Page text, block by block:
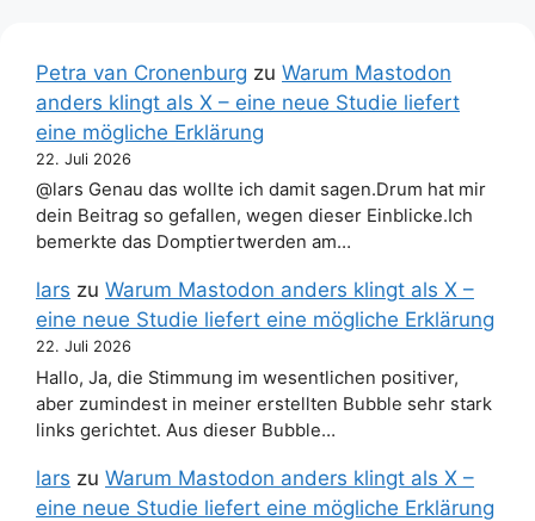
Petra van Cronenburg zu Warum Mastodon
anders klingt als X – eine neue Studie liefert
eine mögliche Erklärung
22. Juli 2026
@lars Genau das wollte ich damit sagen.Drum hat mir
dein Beitrag so gefallen, wegen dieser Einblicke.Ich
bemerkte das Domptiertwerden am…
lars zu Warum Mastodon anders klingt als X –
eine neue Studie liefert eine mögliche Erklärung
22. Juli 2026
Hallo, Ja, die Stimmung im wesentlichen positiver,
aber zumindest in meiner erstellten Bubble sehr stark
links gerichtet. Aus dieser Bubble…
lars zu Warum Mastodon anders klingt als X –
eine neue Studie liefert eine mögliche Erklärung